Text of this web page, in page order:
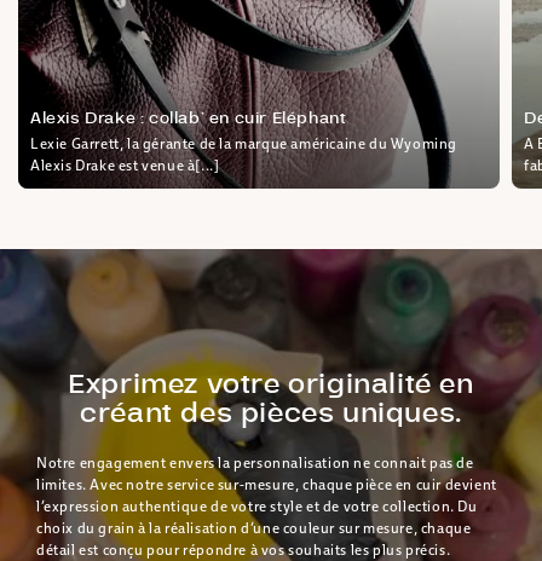
Alexis Drake : collab’ en cuir Eléphant
Lexie Garrett, la gérante de la marque américaine du Wyoming
Alexis Drake est venue à[...]
A
Exprimez votre originalité en
créant des pièces uniques.
Notre engagement envers la personnalisation ne connait pas de
limites. Avec notre service sur-mesure, chaque pièce en cuir devient
l’expression authentique de votre style et de votre collection. Du
choix du grain à la réalisation d’une couleur sur mesure, chaque
détail est conçu pour répondre à vos souhaits les plus précis.